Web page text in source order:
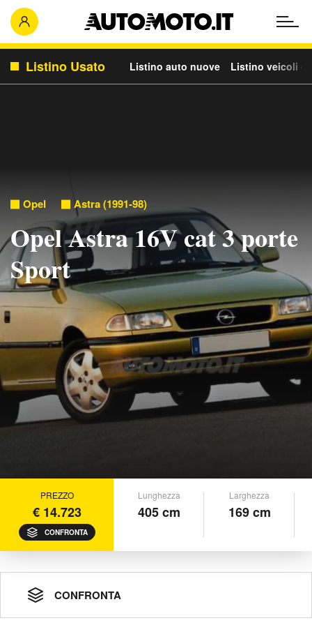
Listino Usato Listino auto nuove Listino veicoli
Opel Astra (1991-98)
Opel Astra 16V cat 3 porte
Sport
PREZZO
€ 14.723
CONFRONTA
Lunghezza
405 cm
Larghezza
169 cm
CONFRONTA